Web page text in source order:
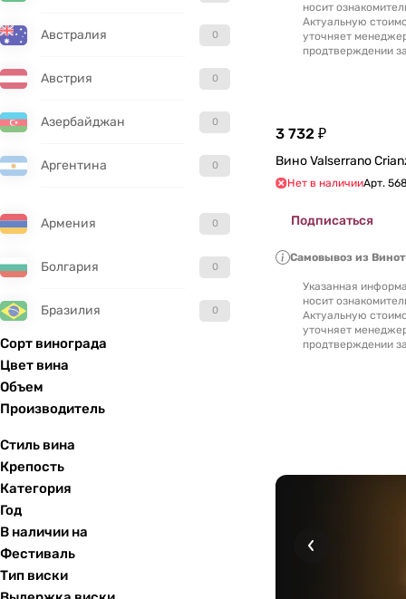
Австралия 0
Австрия 0
Азербайджан 0
Аргентина 0
Армения 0
Болгария 0
Бразилия 0
Великобритания
Гватемала
Германия
Греция
Грузия
Сорт винограда
Цвет вина
Объем
Производитель
Стиль вина
Крепость
Категория
Год
В наличии на
Фестиваль
Тип виски
носит
Актуальную
уточняет
продтверждении
3 732 ₽
Нет в наличииАрт.
Подписаться
Самовывоз из
Указанная
носит
Актуальную
уточняет
продтверждении